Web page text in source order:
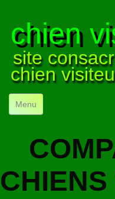
chien
site
chien
Menu
NOS VISITES ▼
NOTRE ACTIVITÉ